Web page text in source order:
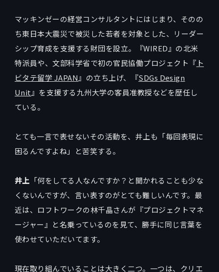
マッキンゼーの経営コンサルタントにはじまり、そのの
ち東日本大震災で被災した若者を対象とした、リーダー
シップ育成を支援する財団を設立。『WIRED』の北米
特派員や、文部科学省で初の官民協働プロジェクト『 ト
ビタテ留学 JAPAN 』の立ち上げ、『SDGs Design
Unit 』を支援する九州大学の客員准教授などを歴任し
ている。
とても一言で表せないその活動を、井上も「毎回表現に
困るんですよね」と苦笑する。
井上 「何をしてる人なんですか？と聞かれることも少な
くないんですが、言い表すのがとても難しいんです。最
近は、ロフトワークの林千晶さんが『プロジェクトマネ
ージャー』と名乗っているのを見て、勝手に同じ言葉を
使わせていただいてます。
現在取り組んでいることは大きく二つ。一つは、クリエ